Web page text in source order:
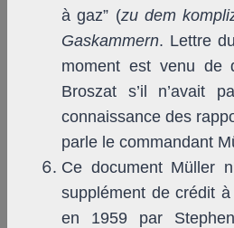
à gaz” (zu dem
Gaskammern. Lettre
moment est venu de
Broszat s’il n’avait
connaissance des
parle le commandant
Ce document Müller
supplément de crédit
en 1959 par